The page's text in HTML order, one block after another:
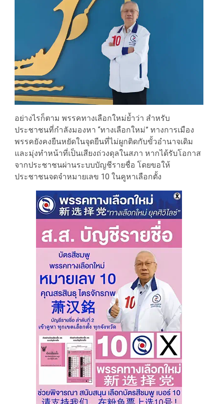
อย่างไรก็ตาม พรรคทางเลือกใหม่ย้ำว่า สำหรับ
ประชาชนที่กำลังมองหา “ทางเลือกใหม่” ทางการเมือง
พรรคยังคงยืนหยัดในจุดยืนที่ไม่ผูกติดกับขั้วอำนาจเดิม
และมุ่งทำหน้าที่เป็นเสียงถ่วงดุลในสภา หากได้รับโอกาส
จากประชาชนผ่านระบบบัญชีรายชื่อ โดยขอให้
ประชาชนจดจำหมายเลข 10 ในคูหาเลือกตั้ง